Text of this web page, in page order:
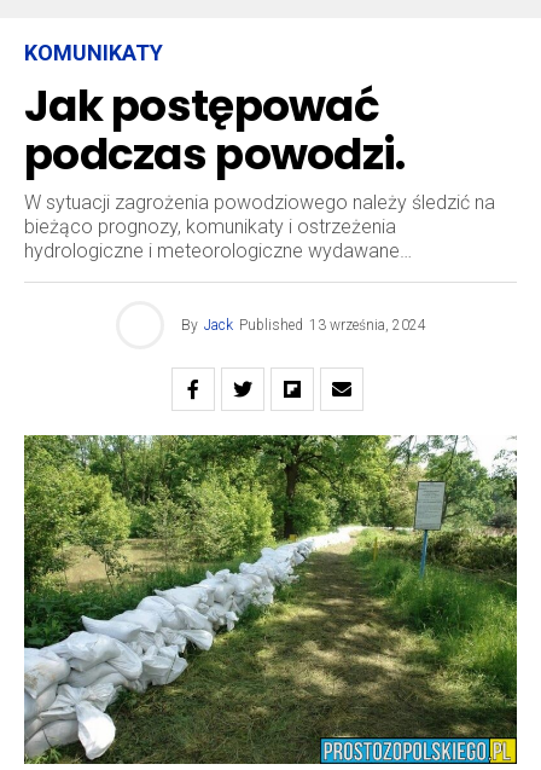
KOMUNIKATY
Jak postępować
podczas powodzi.
W sytuacji zagrożenia powodziowego należy śledzić na
bieżąco prognozy, komunikaty i ostrzeżenia
hydrologiczne i meteorologiczne wydawane…
By Jack Published 13 września, 2024